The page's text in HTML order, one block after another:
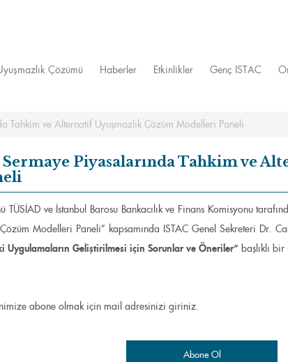
Çözümü Haberler Etkinlikler Genç ISTAC
Tahkim ve Alternatif Uyuşmazlık Çözüm Modelleri Paneli
Sermaye Piyasalarında Tahkim ve
ve İstanbul Barosu Bankacılık ve Finans Komisyonu
Modelleri Paneli” kapsamında ISTAC Genel Sekreteri Dr.
Uygulamaların Geliştirilmesi için Sorunlar ve Öneriler” başlıklı bir
abone olmak için mail adresinizi giriniz.